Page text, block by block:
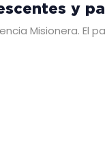
y
Misionera. El